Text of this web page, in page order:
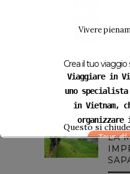
29
LA
Vivere
Crea il tuo
Viaggiare in
uno
in Vietnam,
Tour
Questo si